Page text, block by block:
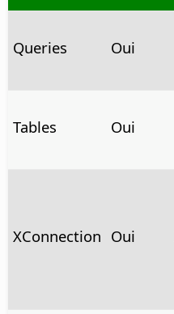
Queries Oui
Tables Oui
XConnection Oui